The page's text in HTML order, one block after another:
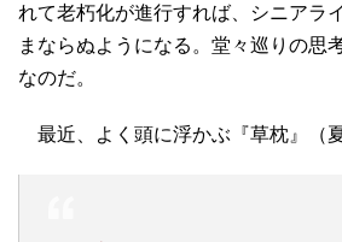
れて老朽化が進行すれば、シニアラ
まならぬようになる。堂々巡りの思
なのだ。
最近、よく頭に浮かぶ『草枕』（